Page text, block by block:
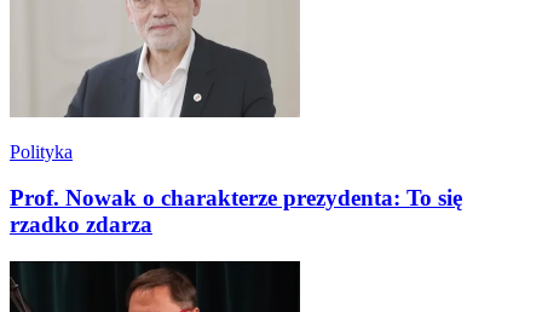
Polityka
Prof. Nowak o charakterze prezydenta: To się
rzadko zdarza